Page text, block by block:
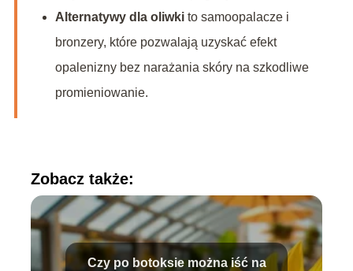
Alternatywy dla oliwkito samoopalacze i
bronzery, które pozwalają uzyskać efekt
opalenizny bez narażania skóry na szkodliwe
promieniowanie.
Zobacz także:
Czy po botoksie można iść na